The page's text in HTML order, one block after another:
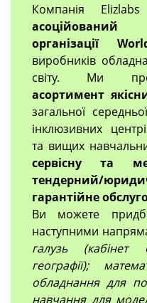
Компанія
асоційований
організації
виробників
світу. Ми
асортимент
загальної
інклюзивних
та вищих
сервісну та
тендерний/
гарантійне
Ви можете
наступними
галузь (кабінет
географії);
обладнання для
навчання для